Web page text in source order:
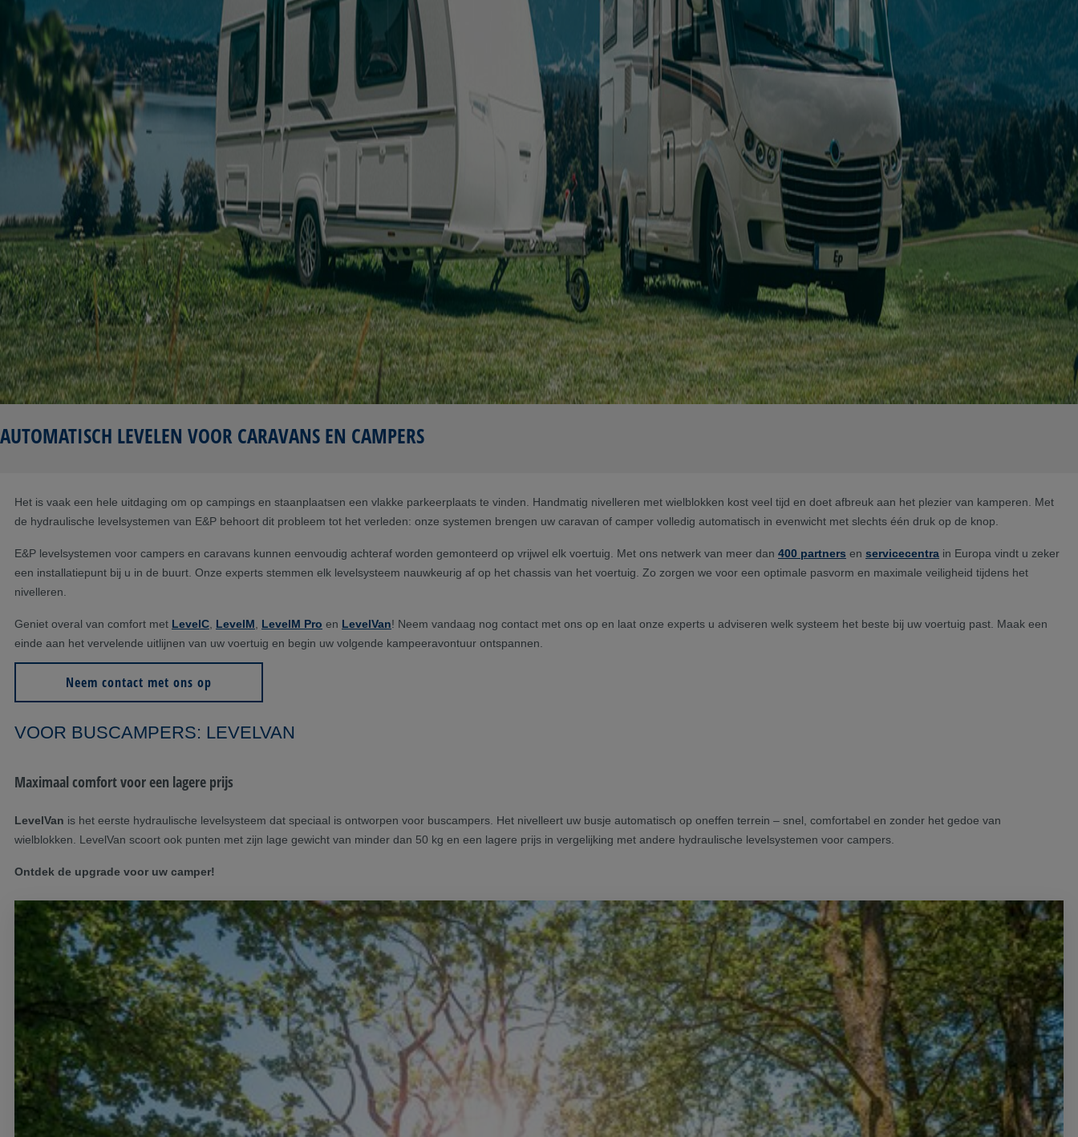
AUTOMATISCH LEVELEN VOOR CARAVANS EN CAMPERS
Het is vaak een hele uitdaging om op campings en staanplaatsen een vlakke parkeerplaats te vinden. Handmatig nivelleren met wielblokken kost veel tijd en doet afbreuk aan het plezier van kamperen. Met
de hydraulische levelsystemen van E&P behoort dit probleem tot het verleden: onze systemen brengen uw caravan of camper volledig automatisch in evenwicht met slechts één druk op de knop.
E&P levelsystemen voor campers en caravans kunnen eenvoudig achteraf worden gemonteerd op vrijwel elk voertuig. Met ons netwerk van meer dan 400 partners en servicecentra in Europa vindt u zeker
een installatiepunt bij u in de buurt. Onze experts stemmen elk levelsysteem nauwkeurig af op het chassis van het voertuig. Zo zorgen we voor een optimale pasvorm en maximale veiligheid tijdens het
nivelleren.
Geniet overal van comfort met LevelC LevelM LevelM Pro en LevelVan! Neem vandaag nog contact met ons op en laat onze experts u adviseren welk systeem het beste bij uw voertuig past. Maak een
einde aan het vervelende uitlijnen van uw voertuig en begin uw volgende kampeeravontuur ontspannen.
Neem contact met ons op
VOOR BUSCAMPERS: LEVELVAN
Maximaal comfort voor een lagere prijs
LevelVan is het eerste hydraulische levelsysteem dat speciaal is ontworpen voor buscampers. Het nivelleert uw busje automatisch op oneffen terrein – snel, comfortabel en zonder het gedoe van
wielblokken. LevelVan scoort ook punten met zijn lage gewicht van minder dan 50 kg en een lagere prijs in vergelijking met andere hydraulische levelsystemen voor campers.
Ontdek de upgrade voor uw camper!